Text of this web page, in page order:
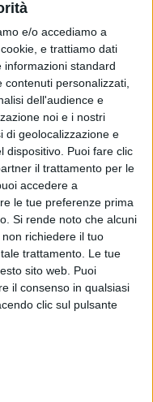
e/o accediamo a
e trattiamo dati
informazioni standard
personalizzati,
dell'audience e
noi e i nostri
di geolocalizzazione e
dispositivo. Puoi fare clic
il trattamento per le
accedere a
le tue preferenze prima
Si rende noto che alcuni
richiedere il tuo
trattamento. Le tue
sito web. Puoi
il consenso in qualsiasi
clic sul pulsante
Belli: ad
nel test contro il
gara
vivere una stagione
l’entusiasmo
preparazione al
Sindaco: "Mantenga la